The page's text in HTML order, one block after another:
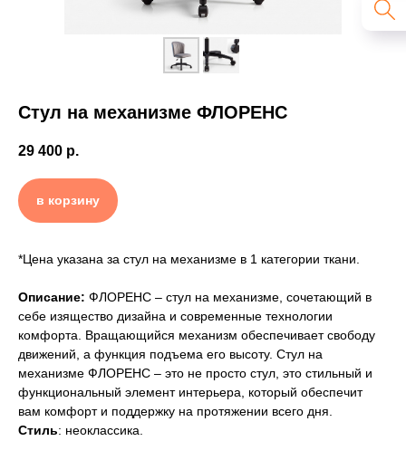
Стул на механизме ФЛОРЕНС
29 400 р.
в корзину
*Цена указана за стул на механизме в 1 категории ткани.
Описание: ФЛОРЕНС – стул на механизме, сочетающий в
себе изящество дизайна и современные технологии
комфорта. Вращающийся механизм обеспечивает свободу
движений, а функция подъема его высоту. Стул на
механизме ФЛОРЕНС – это не просто стул, это стильный и
функциональный элемент интерьера, который обеспечит
вам комфорт и поддержку на протяжении всего дня.
Стиль: неоклассика.